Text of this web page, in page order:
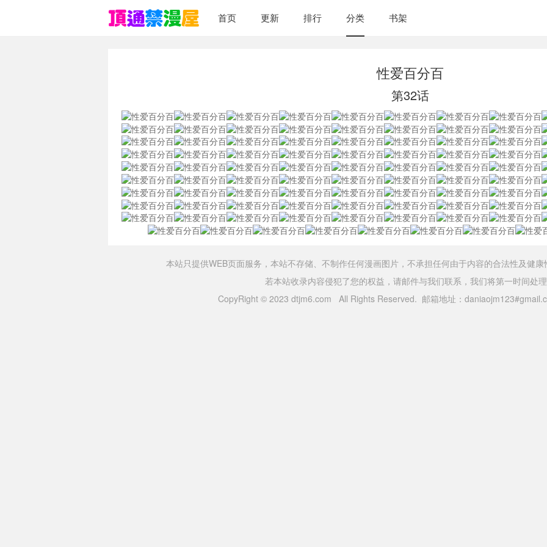
首页 更新 排行 分类 书架
性爱百分百
第32话
本站只提供WEB页面服务，本站不存储、不制作任何漫画图片，不承担任何由于内容的合法性及健康
若本站收录内容侵犯了您的权益，请邮件与我们联系，我们将第一时间处理
CopyRight © 2023 dtjm6.com All Rights Reserved. 邮箱地址：